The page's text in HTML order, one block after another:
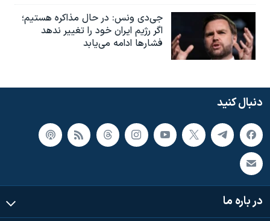
جی‌دی ونس: در حال مذاکره هستیم؛
اگر رژیم ایران خود را تغییر ندهد
فشارها ادامه می‌یابد
دنبال کنید
در باره ما